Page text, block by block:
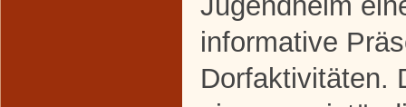
informative
Dorfaktivitäten.